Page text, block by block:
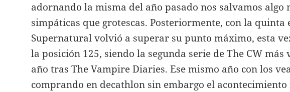
adornando la misma del año pasado nos salvamos algo
simpáticas que grotescas. Posteriormente, con la quinta
Supernatural volvió a superar su punto máximo, esta
la posición 125, siendo la segunda serie de The CW más
año tras The Vampire Diaries. Ese mismo año con los
comprando en decathlon sin embargo el acontecimiento